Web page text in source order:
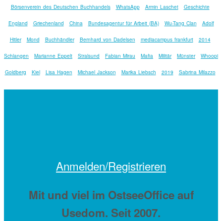
Börsenverein des Deutschen Buchhandels WhatsApp Armin Laschet Geschichte
England Griechenland China Bundesagentur für Arbeit (BA) Wu-Tang Clan Adolf
Hitler Mond Buchhändler Bernhard von Dadelsen mediacampus frankfurt 2014
Schlangen Marianne Eppelt Stralsund Fabian Mirau Mafia Militär Münster Whoopi
Goldberg Kiel Lisa Hagen Michael Jackson Marika Liebsch 2019 Sabrina Milazzo
Anmelden/Registrieren
Mit und viel im OstseeOffice auf
Usedom. Seit 2007.